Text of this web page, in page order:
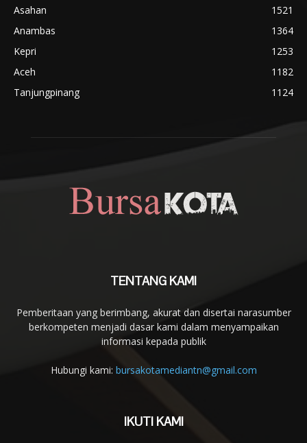
Asahan
1521
Anambas
1364
Kepri
1253
Aceh
1182
Tanjungpinang
1124
TENTANG KAMI
Pemberitaan yang berimbang, akurat dan disertai narasumber
berkompeten menjadi dasar kami dalam menyampaikan
informasi kepada publik
Hubungi kami: bursakotamediantn@gmail.com
IKUTI KAMI